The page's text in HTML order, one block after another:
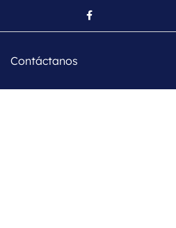
Contáctanos